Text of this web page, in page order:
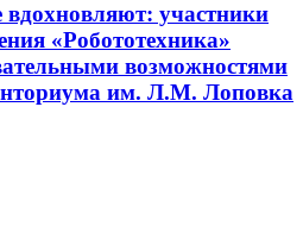
участники
«Робототехника»
возможностями
им. Л.М. Лоповка